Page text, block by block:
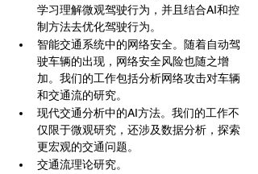
学习理解微观驾驶行为，并且结合AI和控
制方法去优化驾驶行为。
智能交通系统中的网络安全。随着自动驾
驶车辆的出现，网络安全风险也随之增
加。我们的工作包括分析网络攻击对车辆
和交通流的研究。
现代交通分析中的AI方法。我们的工作不
仅限于微观研究，还涉及数据分析，探索
更宏观的交通问题。
交通流理论研究。